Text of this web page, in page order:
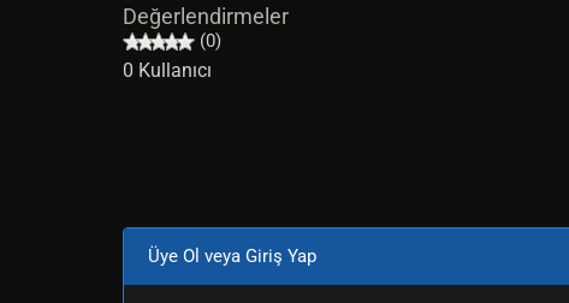
Değerlendirmeler
(0)
0 Kullanıcı
Üye Ol veya Giriş Yap